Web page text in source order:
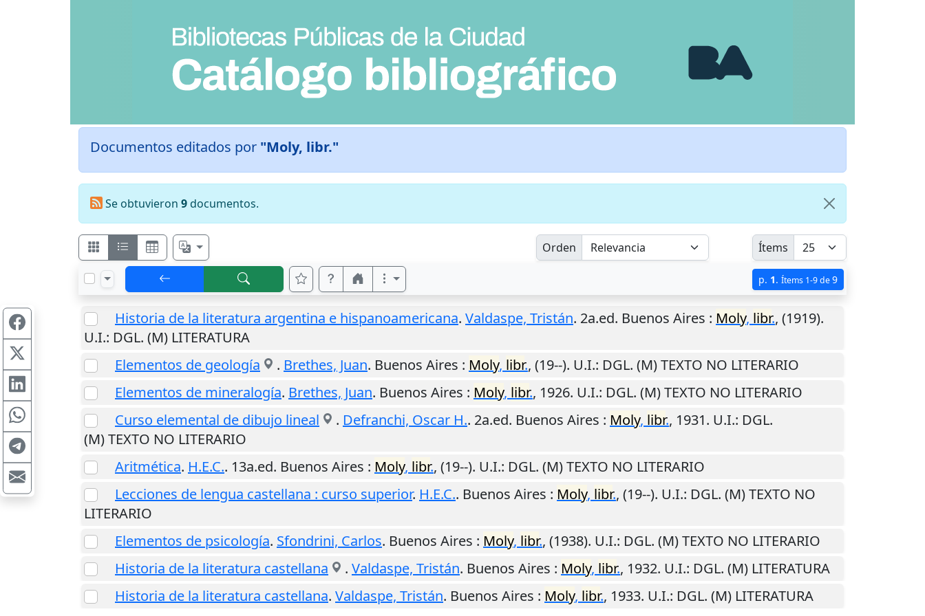
Documentos editados por "Moly, libr."
Se obtuvieron 9documentos.
Orden Ítems
p. 1. Ítems 1-9 de9
Historia de la literatura argentina e hispanoamericana. Valdaspe, Tristán. 2a.ed. Buenos Aires : Moly, libr., (1919).
U.I.: DGL. (M) LITERATURA
Elementos de geología
. Brethes, Juan. Buenos Aires : Moly, libr., (19--). U.I.: DGL. (M) TEXTO NO LITERARIO
Elementos de mineralogía. Brethes, Juan. Buenos Aires : Moly, libr., 1926. U.I.: DGL. (M) TEXTO NO LITERARIO
Curso elemental de dibujo lineal
. Defranchi, Oscar H.. 2a.ed. Buenos Aires : Moly, libr., 1931. U.I.: DGL.
(M) TEXTO NO LITERARIO
Aritmética. H.E.C.. 13a.ed. Buenos Aires : Moly, libr., (19--). U.I.: DGL. (M) TEXTO NO LITERARIO
Lecciones de lengua castellana : curso superior. H.E.C.. Buenos Aires : Moly, libr., (19--). U.I.: DGL. (M) TEXTO NO
LITERARIO
Elementos de psicología. Sfondrini, Carlos. Buenos Aires : Moly, libr., (1938). U.I.: DGL. (M) TEXTO NO LITERARIO
Historia de la literatura castellana
. Valdaspe, Tristán. Buenos Aires : Moly, libr., 1932. U.I.: DGL. (M) LITERATURA
Historia de la literatura castellana. Valdaspe, Tristán. Buenos Aires : Moly, libr., 1933. U.I.: DGL. (M) LITERATURA